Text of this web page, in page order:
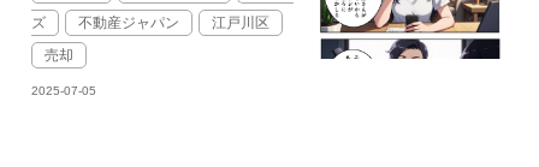
ズ
不動産ジャパン
江戸川区
売却
2025-07-05